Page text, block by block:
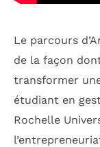
Le parcours
de la façon
transformer
étudiant en
Rochelle